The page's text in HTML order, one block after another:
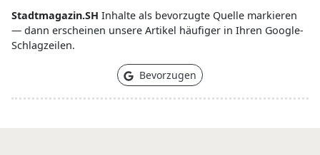
Stadtmagazin.SH Inhalte als bevorzugte Quelle markieren
— dann erscheinen unsere Artikel häufiger in Ihren Google-
Schlagzeilen.
Bevorzugen